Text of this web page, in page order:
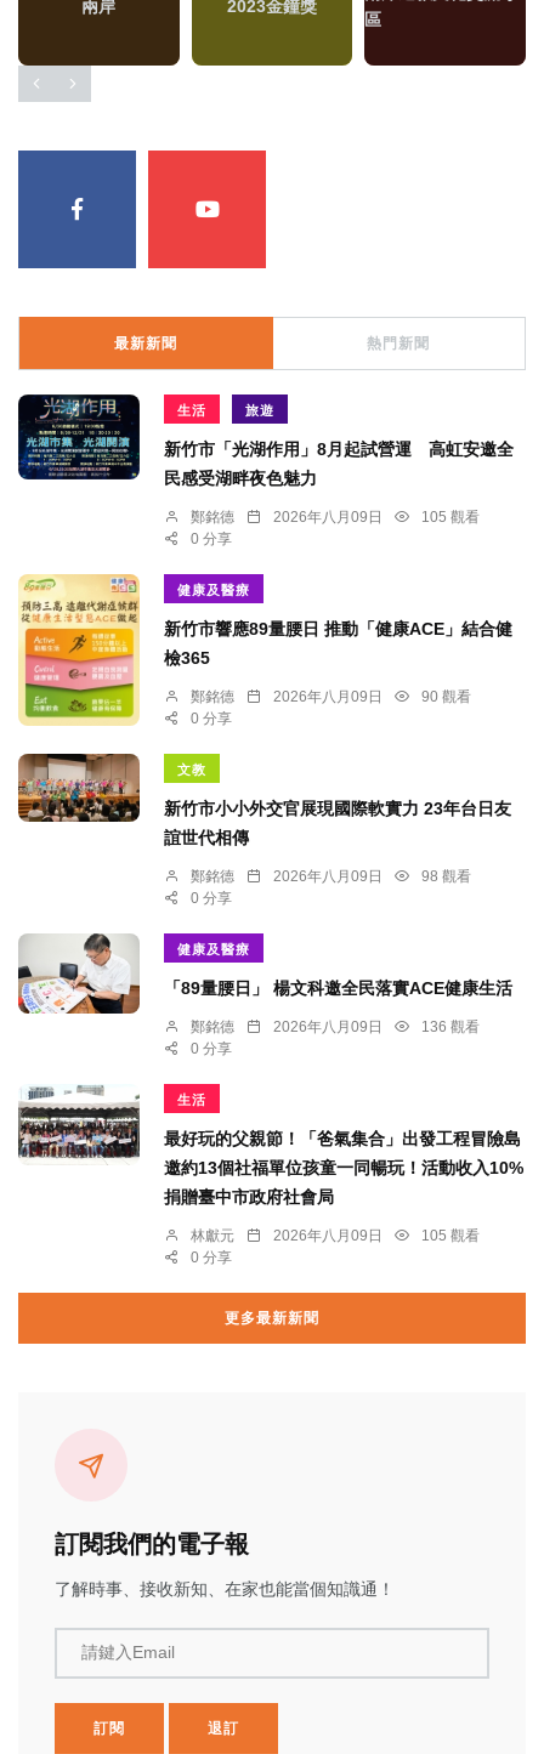
兩岸 2023金鐘獎
區
最新新聞 熱門新聞
生活 旅遊
新竹市「光湖作用」8月起試營運 高虹安邀全
民感受湖畔夜色魅力
鄭銘德 2026年八月09日
105 觀看
0 分享
健康及醫療
新竹市響應89量腰日 推動「健康ACE」結合健
檢365
鄭銘德 2026年八月09日
90 觀看
0 分享
文教
新竹市小小外交官展現國際軟實力 23年台日友
誼世代相傳
鄭銘德 2026年八月09日
98 觀看
0 分享
健康及醫療
「89量腰日」 楊文科邀全民落實ACE健康生活
鄭銘德 2026年八月09日
136 觀看
0 分享
生活
最好玩的父親節！「爸氣集合」出發工程冒險島
邀約13個社福單位孩童一同暢玩！活動收入10%
捐贈臺中市政府社會局
林獻元 2026年八月09日
105 觀看
0 分享
更多最新新聞
訂閱我們的電子報
了解時事、接收新知、在家也能當個知識通！
請鍵入Email
訂閱 退訂